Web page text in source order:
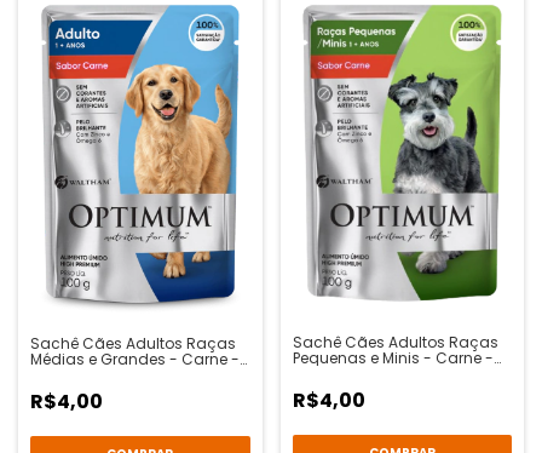
Sachê Cães Adultos Raças
Médias e Grandes - Carne -
R$4,00
Sachê Cães Adultos Raças
Pequenas e Minis - Carne -
R$4,00